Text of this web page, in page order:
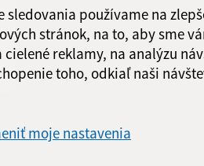
používame na
stránok, na to, aby sme
reklamy, na analýzu
toho, odkiaľ naši
moje nastavenia
Piatok: